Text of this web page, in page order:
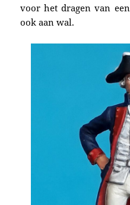
voor het dragen van een
ook aan wal.